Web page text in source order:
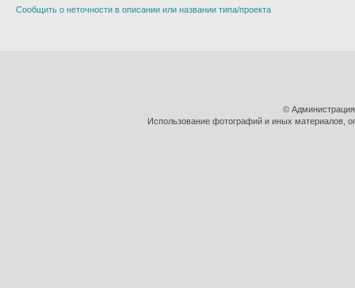
Сообщить о неточности в описании или названии типа/проекта
©
Использование фотографий и иных материалов,